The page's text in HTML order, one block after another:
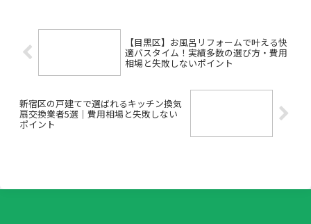
【目黒区】お風呂リフォームで叶える快
適バスタイム！実績多数の選び方・費用
相場と失敗しないポイント
新宿区の戸建てで選ばれるキッチン換気
扇交換業者5選｜費用相場と失敗しない
ポイント